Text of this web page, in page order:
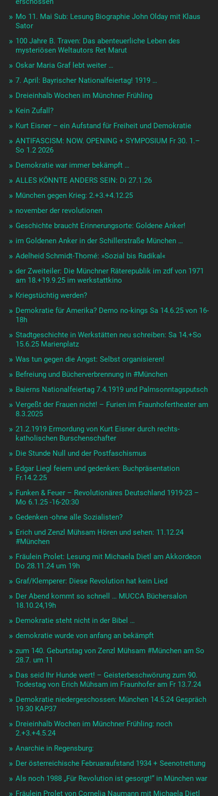
Mo 11. Mai Sub: Lesung Biographie John Olday mit Klaus
Sator
100 Jahre B. Traven: Das abenteuerliche Leben des
mysteriösen Weltautors Ret Marut
Oskar Maria Graf lebt weiter …
7. April: Bayrischer Nationalfeiertag! 1919 …
Dreieinhalb Wochen im Münchner Frühling
Kein Zufall?
Kurt Eisner – ein Aufstand für Freiheit und Demokratie
ANTIFASCISM: NOW. OPENING + SYMPOSIUM Fr 30. 1.–
So 1.2 2026
Demokratie war immer bekämpft …
ALLES KÖNNTE ANDERS SEIN: Di 27.1.26
München gegen Krieg: 2.+3.+4.12.25
november der revolutionen
Geschichte braucht Erinnerungsorte: Goldene Anker!
im Goldenen Anker in der Schillerstraße München …
Adelheid Schmidt-Thomé: »Sozial bis Radikal«
der Zweiteiler: Die Münchner Räterepublik im zdf von 1971
am 18.+19.9.25 im werkstattkino
Kriegstüchtig werden?
Demokratie für Amerika? Demo no-kings Sa 14.6.25 von 16-
18h
Stadtgeschichte in Werkstätten neu schreiben: Sa 14.+So
15.6.25 Marienplatz
Was tun gegen die Angst: Selbst organisieren!
Befreiung und Bücherverbrennung in #München
Baierns Nationalfeiertag 7.4.1919 und Palmsonntagsputsch
Vergeßt der Frauen nicht! – Furien im Fraunhofertheater am
8.3.2025
21.2.1919 Ermordung von Kurt Eisner durch rechts-
katholischen Burschenschafter
Die Stunde Null und der Postfaschismus
Edgar Liegl feiern und gedenken: Buchpräsentation
Fr.14.2.25
Funken & Feuer – Revolutionäres Deutschland 1919-23 –
Mo 6.1.25 -16-20:30
Gedenken -ohne alle Sozialisten?
Erich und Zenzl Mühsam Hören und sehen: 11.12.24
#München
Fräulein Prolet: Lesung mit Michaela Dietl am Akkordeon
Do 28.11.24 um 19h
Graf/Klemperer: Diese Revolution hat kein Lied
Der Abend kommt so schnell … MUCCA Büchersalon
18.10.24,19h
Demokratie steht nicht in der Bibel …
demokratie wurde von anfang an bekämpft
zum 140. Geburtstag von Zenzl Mühsam #München am So
28.7. um 11
Das seid Ihr Hunde wert! – Geisterbeschwörung zum 90.
Todestag von Erich Mühsam im Fraunhofer am Fr 13.7.24
Demokratie niedergeschossen: München 14.5.24 Gespräch
19.30 KAP37
Dreieinhalb Wochen im Münchner Frühling: noch
2.+3.+4.5.24
Anarchie in Regensburg:
Der österreichische Februaraufstand 1934 + Seenotrettung
Als noch 1988 „Für Revolution ist gesorgt!“ in München war
Fräulein Prolet von Cornelia Naumann mit Michaela Dietl